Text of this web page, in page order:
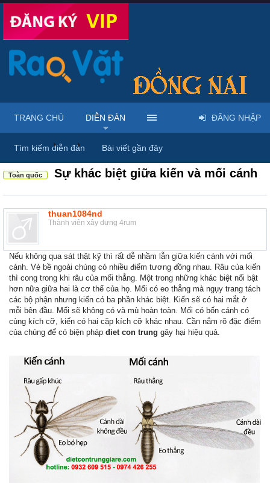
Diễn đàn ... Rao vặt tổng hợp - Uy tín - Miễn phí
Toàn quốc Sự khác biệt giữa kiến và mối cánh
thuan1084nd
Thành viên xây dựng 4rum
Nếu không qua sát thật kỹ thì rất dễ nhầm lẫn giữa kiến cánh với mối
cánh. Vẻ bề ngoài chúng có nhiều điểm tương đồng nhau. Râu của kiến
thì cong trong khi râu của mối thẳng. Một trong những khác biệt nổi bật
hơn nữa giữa hai là cơ thể của họ. Mối có eo thẳng mà ngụy trang tách
các bộ phận nhưng kiến có ba phần khác biệt. Kiến sẽ có hai mắt ở
mỗi bên đầu. Mối sẽ không có và mù hoàn toàn. Mối có bốn cánh có
cùng kích cỡ, kiến có hai cặp kích cỡ khác nhau. Cần nắm rõ đặc điểm
của chúng để có biện pháp diet con trung gây hại hiệu quả.
TRANG CHỦ DIỄN ĐÀN
Tìm kiếm diễn đàn Bài viết gần đây
ĐĂNG NHẬP